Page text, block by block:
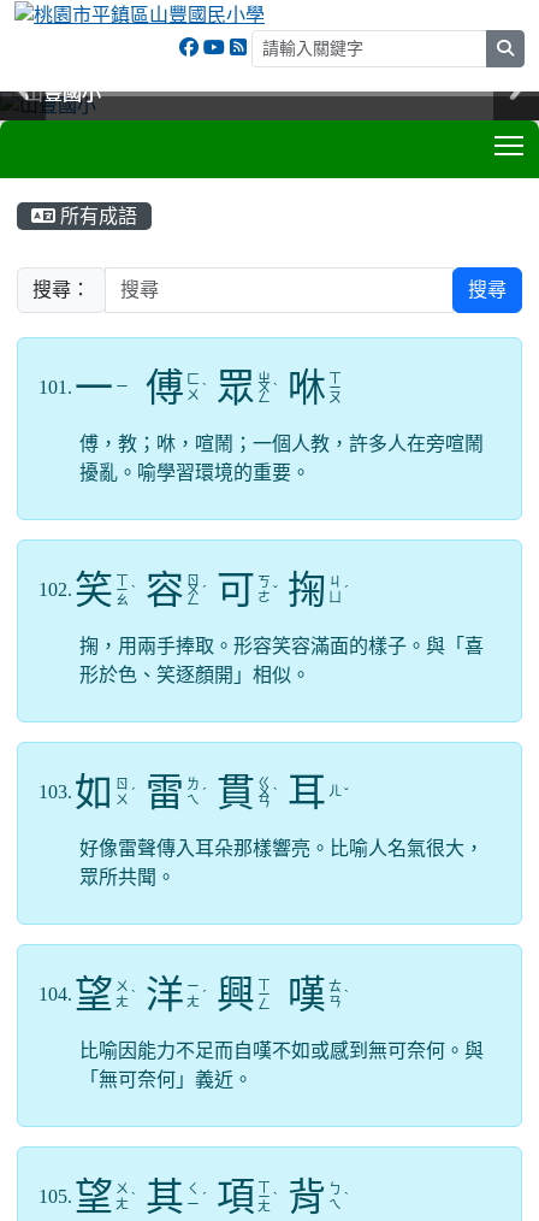
山豐國小
山豐國小
山豐國小
山豐國小
所有成語
搜尋： 搜尋
101. 一 ㄧ 傅 ㄈ
ㄨ ˋ 眾 ㄓ
ㄨ
ㄥ
ˋ 咻 ㄧ
ㄡ
傅，教；咻，喧鬧；一個人教，許多人在旁喧鬧
擾亂。喻學習環境的重要。
102. 笑 ㄧ
ㄠ
ˋ 容 ㄖ
ㄨ
ㄥ
ˊ 可 ㄎ
ㄜ ˇ 掬 ㄐ
ˊ
掬，用兩手捧取。形容笑容滿面的樣子。與「喜
形於色、笑逐顏開」相似。
103. 如
ㄖ
ㄨ ˊ 雷 ㄌ
ㄟ ˊ 貫 ㄍ
ㄨ
ㄢ
ˋ 耳 ㄦ ˇ
好像雷聲傳入耳朵那樣響亮。比喻人名氣很大，
眾所共聞。
104. 望 ㄨ
ㄤ ˋ 洋 ㄧ
ㄤ ˊ 興 ㄧ
ㄥ 嘆 ㄊ
ㄢ ˋ
比喻因能力不足而自嘆不如或感到無可奈何。與
「無可奈何」義近。
105. 望 ㄨ
ㄤ ˋ 其 ㄑ
ㄧ ˊ 項 ㄧ
ㄤ
ˋ 背 ㄅ
ㄟ ˋ